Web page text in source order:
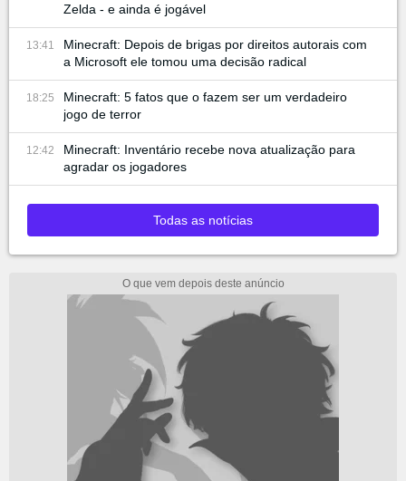
Zelda - e ainda é jogável
13:41
Minecraft: Depois de brigas por direitos autorais com
a Microsoft ele tomou uma decisão radical
18:25
Minecraft: 5 fatos que o fazem ser um verdadeiro
jogo de terror
12:42
Minecraft: Inventário recebe nova atualização para
agradar os jogadores
Todas as notícias